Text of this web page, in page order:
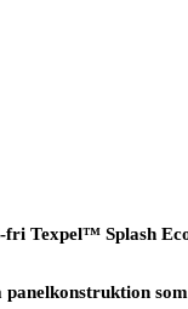
fri Texpel™ Splash